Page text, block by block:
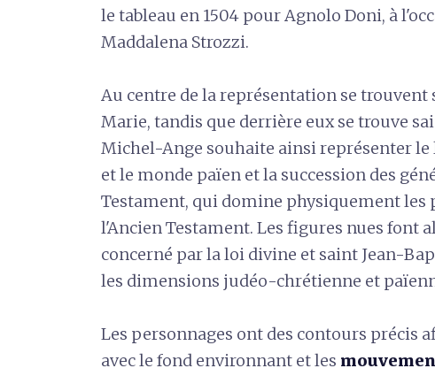
le tableau en 1504 pour Agnolo Doni, à
Maddalena Strozzi.
Au centre de la représentation se trouvent
Marie, tandis que derrière eux se trouve
Michel-Ange souhaite ainsi représenter le
et le monde païen et la succession des
Testament, qui domine physiquement les
l'Ancien Testament. Les figures nues font
concerné par la loi divine et saint Jean-
les dimensions judéo-chrétienne et
Les personnages ont des contours précis
avec le fond environnant et les